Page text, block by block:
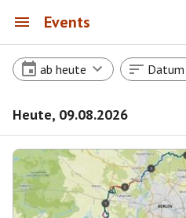
Events
ab heute Datum
Heute, 09.08.2026